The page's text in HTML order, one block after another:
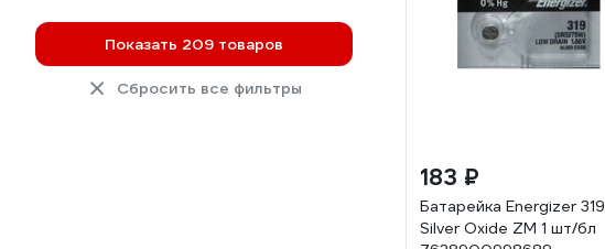
Показать 209 товаров
Сбросить все фильтры
183 ₽
Батарейка Energizer 319
Silver Oxide ZM 1 шт/бл